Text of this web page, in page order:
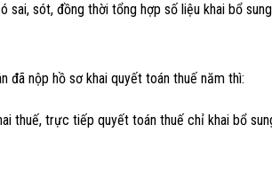
sai, sót, đồng thời tổng hợp số liệu khai bổ
đã nộp hồ sơ khai quyết toán thuế năm thì:
thuế, trực tiếp quyết toán thuế chỉ khai bổ